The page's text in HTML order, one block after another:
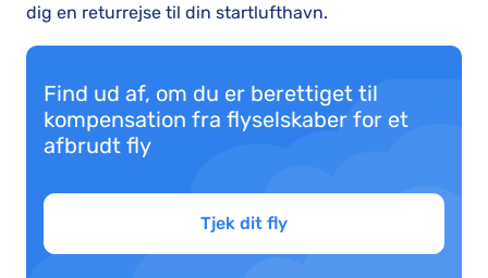
dig en returrejse til din startlufthavn.
Find ud af, om du er berettiget til
kompensation fra flyselskaber for et
afbrudt fly
Tjek dit fly